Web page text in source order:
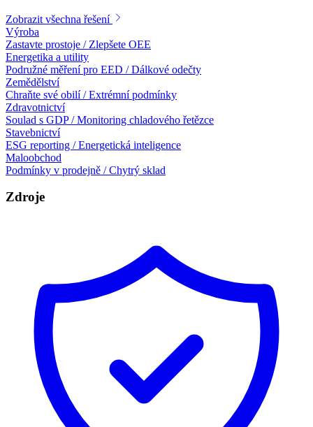
Zobrazit všechna řešení
Výroba
Zastavte prostoje / Zlepšete OEE
Energetika a utility
Podružné měření pro EED / Dálkové odečty
Zemědělství
Chraňte své obilí / Extrémní podmínky
Zdravotnictví
Soulad s GDP / Monitoring chladového řetězce
Stavebnictví
ESG reporting / Energetická inteligence
Maloobchod
Podmínky v prodejně / Chytrý sklad
Zdroje